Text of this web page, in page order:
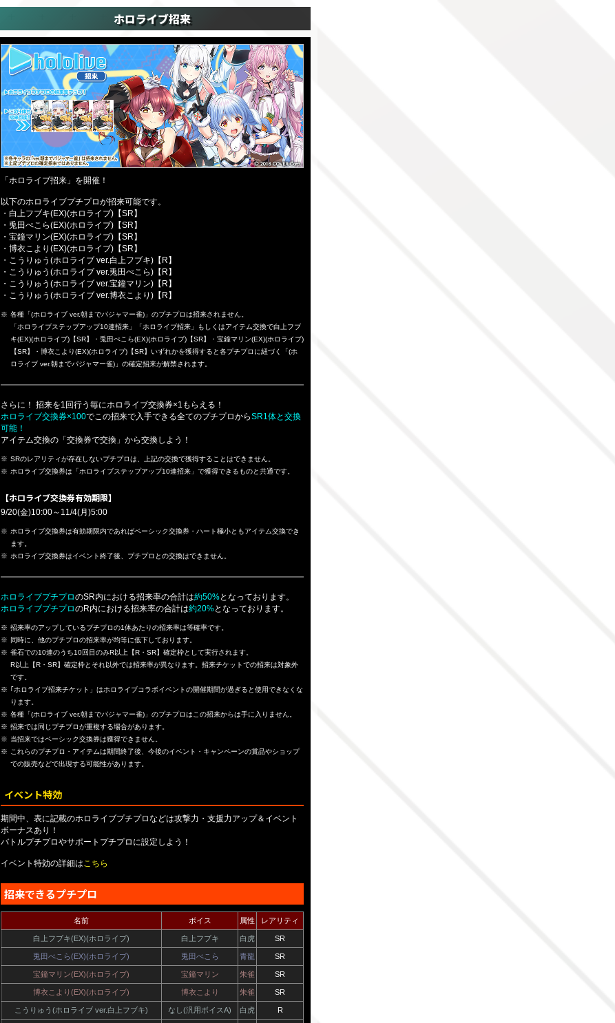
ホロライブ招来
「ホロライブ招来」を開催！
以下のホロライブプチプロが招来可能です。
・白上フブキ(EX)(ホロライブ)【SR】
・兎田ぺこら(EX)(ホロライブ)【SR】
・宝鐘マリン(EX)(ホロライブ)【SR】
・博衣こより(EX)(ホロライブ)【SR】
・こうりゅう(ホロライブ ver.白上フブキ)【R】
・こうりゅう(ホロライブ ver.兎田ぺこら)【R】
・こうりゅう(ホロライブ ver.宝鐘マリン)【R】
・こうりゅう(ホロライブ ver.博衣こより)【R】
各種「(ホロライブ ver.朝までパジャマー雀)」のプチプロは招来されません。
「ホロライブステップアップ10連招来」「ホロライブ招来」もしくはアイテム交換で白上フブ
キ(EX)(ホロライブ)【SR】・兎田ぺこら(EX)(ホロライブ)【SR】・宝鐘マリン(EX)(ホロライブ)
【SR】・博衣こより(EX)(ホロライブ)【SR】いずれかを獲得すると各プチプロに紐づく「(ホ
ロライブ ver.朝までパジャマー雀)」の確定招来が解禁されます。
さらに！ 招来を1回行う毎にホロライブ交換券×1もらえる！
ホロライブ交換券×100でこの招来で入手できる全てのプチプロからSR1体と交換
可能！
アイテム交換の「交換券で交換」から交換しよう！
SRのレアリティが存在しないプチプロは、上記の交換で獲得することはできません。
ホロライブ交換券は「ホロライブステップアップ10連招来」で獲得できるものと共通です。
【ホロライブ交換券有効期限】
9/20(金)10:00～11/4(月)5:00
ホロライブ交換券は有効期限内であればベーシック交換券・ハート極小ともアイテム交換でき
ます。
ホロライブ交換券はイベント終了後、プチプロとの交換はできません。
ホロライブプチプロのSR内における招来率の合計は約50%となっております。
ホロライブプチプロのR内における招来率の合計は約20%となっております。
招来率のアップしているプチプロの1体あたりの招来率は等確率です。
同時に、他のプチプロの招来率が均等に低下しております。
雀石での10連のうち10回目のみR以上【R・SR】確定枠として実行されます。
R以上【R・SR】確定枠とそれ以外では招来率が異なります。招来チケットでの招来は対象外
です。
｢ホロライブ招来チケット」はホロライブコラボイベントの開催期間が過ぎると使用できなくな
ります。
各種「(ホロライブ ver.朝までパジャマー雀)」のプチプロはこの招来からは手に入りません。
招来では同じプチプロが重複する場合があります。
当招来ではベーシック交換券は獲得できません。
これらのプチプロ・アイテムは期間終了後、今後のイベント・キャンペーンの賞品やショップ
での販売などで出現する可能性があります。
イベント特効
期間中、表に記載のホロライブプチプロなどは攻撃力・支援力アップ＆イベント
ボーナスあり！
バトルプチプロやサポートプチプロに設定しよう！
イベント特効の詳細はこちら
招来できるプチプロ
名前 ボイス 属性 レアリティ
白上フブキ(EX)(ホロライブ) 白上フブキ 白虎 SR
兎田ぺこら(EX)(ホロライブ) 兎田ぺこら 青龍 SR
宝鐘マリン(EX)(ホロライブ) 宝鐘マリン 朱雀 SR
博衣こより(EX)(ホロライブ) 博衣こより 朱雀 SR
こうりゅう(ホロライブ ver.白上フブキ) なし(汎用ボイスA) 白虎 R